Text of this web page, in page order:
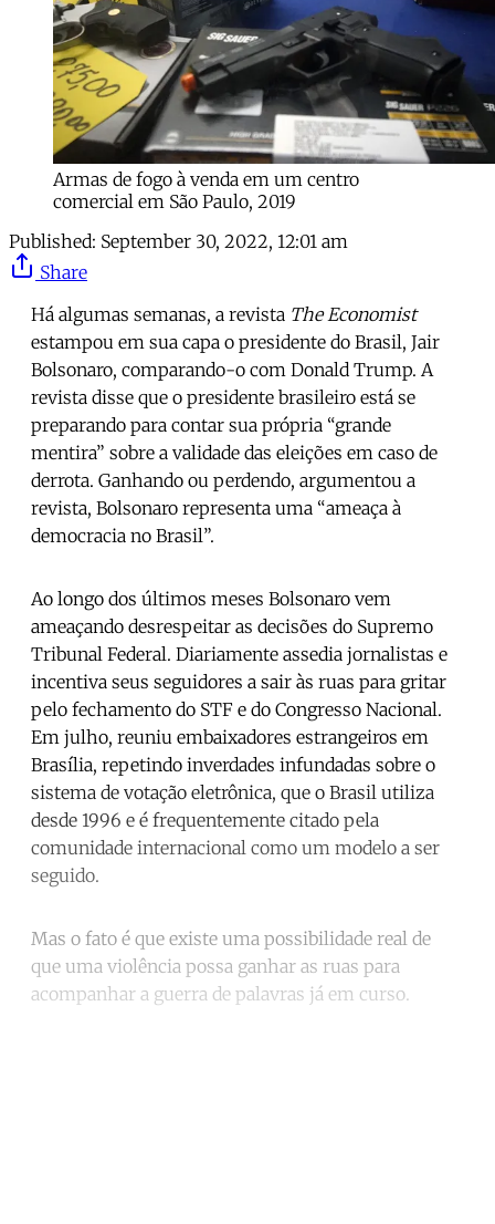
Armas de fogo à venda em um centro
comercial em São Paulo, 2019
Published: September 30, 2022, 12:01 am
Share
Há algumas semanas, a revista The Economist
estampou em sua capa o presidente do Brasil, Jair
Bolsonaro, comparando-o com Donald Trump. A
revista disse que o presidente brasileiro está se
preparando para contar sua própria “grande
mentira” sobre a validade das eleições em caso de
derrota. Ganhando ou perdendo, argumentou a
revista, Bolsonaro representa uma “ameaça à
democracia no Brasil”.
Ao longo dos últimos meses Bolsonaro vem
ameaçando desrespeitar as decisões do Supremo
Tribunal Federal. Diariamente assedia jornalistas e
incentiva seus seguidores a sair às ruas para gritar
pelo fechamento do STF e do Congresso Nacional.
Em julho, reuniu embaixadores estrangeiros em
Brasília, repetindo inverdades infundadas sobre o
sistema de votação eletrônica, que o Brasil utiliza
desde 1996 e é frequentemente citado pela
comunidade internacional como um modelo a ser
seguido.
Mas o fato é que existe uma possibilidade real de
que uma violência possa ganhar as ruas para
acompanhar a guerra de palavras já em curso.